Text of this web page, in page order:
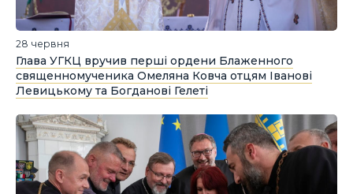
28 червня
Глава УГКЦ вручив перші ордени Блаженного
священномученика Омеляна Ковча отцям Іванові
Левицькому та Богданові Гелеті